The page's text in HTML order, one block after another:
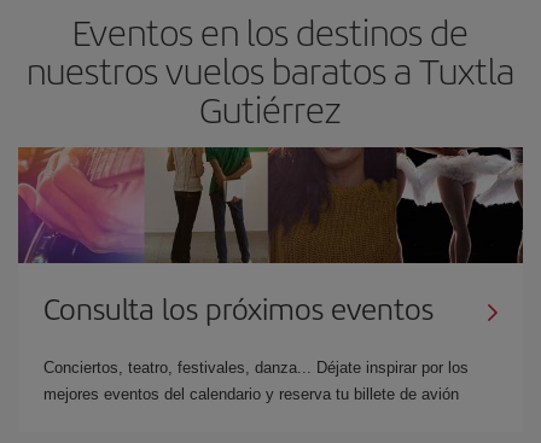
Eventos en los destinos de
nuestros vuelos baratos a Tuxtla
Gutiérrez
Consulta los próximos eventos
Conciertos, teatro, festivales, danza... Déjate inspirar por los
mejores eventos del calendario y reserva tu billete de avión